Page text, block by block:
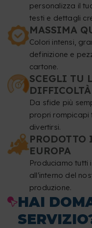
personalizza il
testi e dettagli
MASSIMA
Colori intensi,
definizione e
cartone.
SCEGLI TU
DIFFICOLTÀ
Da sfide più
propri rompicapi
divertirsi.
PRODOTTO
EUROPA
Produciamo tutti
all'interno del
produzione.
HAI